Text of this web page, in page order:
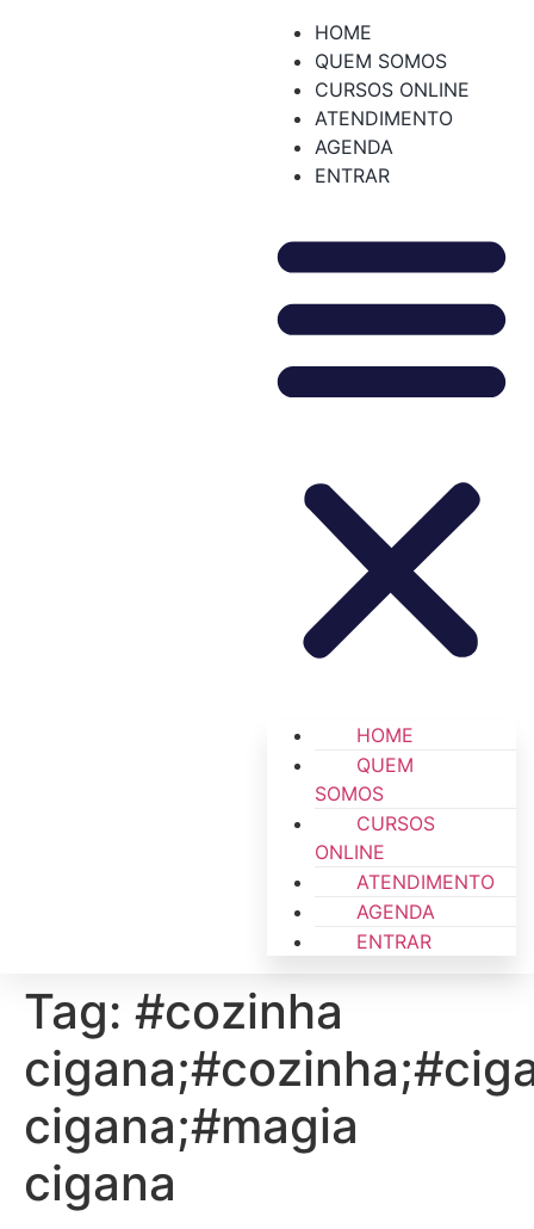
HOME
QUEM SOMOS
CURSOS ONLINE
ATENDIMENTO
AGENDA
ENTRAR
HOME
QUEM
SOMOS
CURSOS
ONLINE
ATENDIMENTO
AGENDA
ENTRAR
Tag: #cozinha
cigana;#magia
cigana